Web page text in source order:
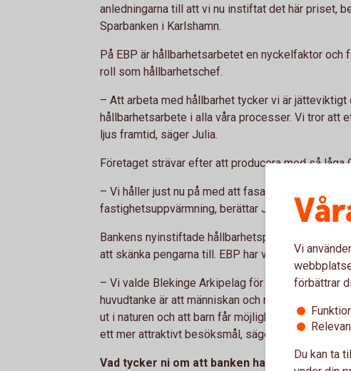
anledningarna till att vi nu instiftat det här priset,
Sparbanken i Karlshamn.
På EBP är hållbarhetsarbetet en nyckelfaktor och
roll som hållbarhetschef.
– Att arbeta med hållbarhet tycker vi är
hållbarhetsarbete i alla våra processer. Vi tror att
ljus framtid, säger Julia.
Företaget strävar efter att producera med så låga
– Vi håller just nu på med att fasa ut gasol i alla
fastighetsuppvärmning, berättar Julia.
Bankens nyinstiftade hållbarhetspris är på 25
att skänka pengarna till. EBP har valt att skänka
– Vi valde Blekinge Arkipelag för att vi tycker att
huvudtanke är att människan och naturen ska
ut i naturen och att barn får möjligheten att
ett mer attraktivt besöksmål, säger Julia.
Vad tycker ni om att banken har instiftat det
Vi
förbättrar
Du kan ta